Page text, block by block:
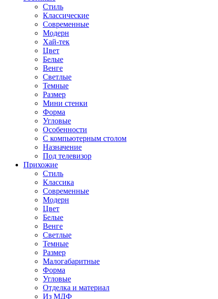
Стиль
Классические
Современные
Модерн
Хай-тек
Цвет
Белые
Венге
Светлые
Темные
Размер
Мини стенки
Форма
Угловые
Особенности
С компьютерным столом
Назначение
Под телевизор
Прихожие
Стиль
Классика
Современные
Модерн
Цвет
Белые
Венге
Светлые
Темные
Размер
Малогабаритные
Форма
Угловые
Отделка и материал
Из МДФ